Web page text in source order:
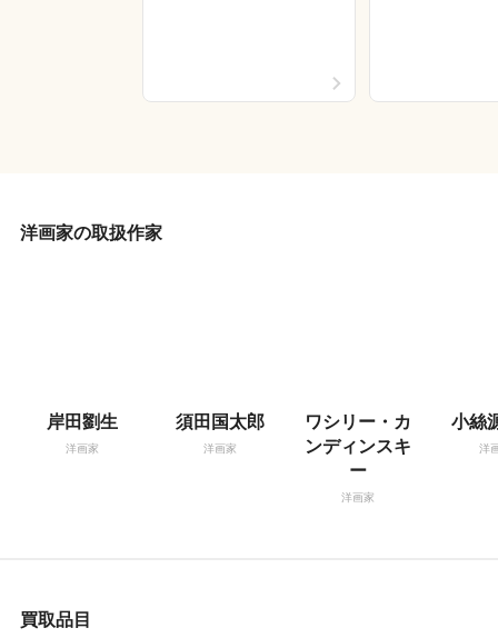
洋画家の取扱作家
岸田劉生
洋画家
須田国太郎
洋画家
ワシリー・カ
ンディンスキ
ー
洋画家
小絲
洋
買取品目